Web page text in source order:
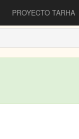
PROYECTO TARHA